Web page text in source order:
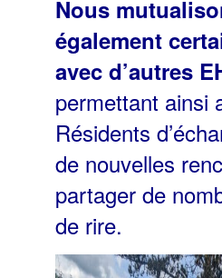
Nous
également
avec d’autres
permettant ainsi
Résidents
de nouvelles
partager de
de rire.